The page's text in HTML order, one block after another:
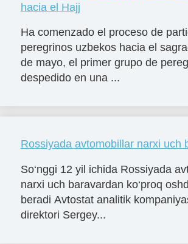
hacia el Hajj
Ha comenzado el proceso de
peregrinos uzbekos hacia el
de mayo, el primer grupo de
despedido en una ...
Rossiyada avtomobillar narxi uch
So‘nggi 12 yil ichida Rossiyada
narxi uch baravardan ko‘proq
beradi Avtostat analitik
direktori Sergey...